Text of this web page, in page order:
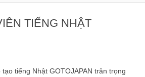
TIẾNG NHẬT
tiếng Nhật GOTOJAPAN trân trọng